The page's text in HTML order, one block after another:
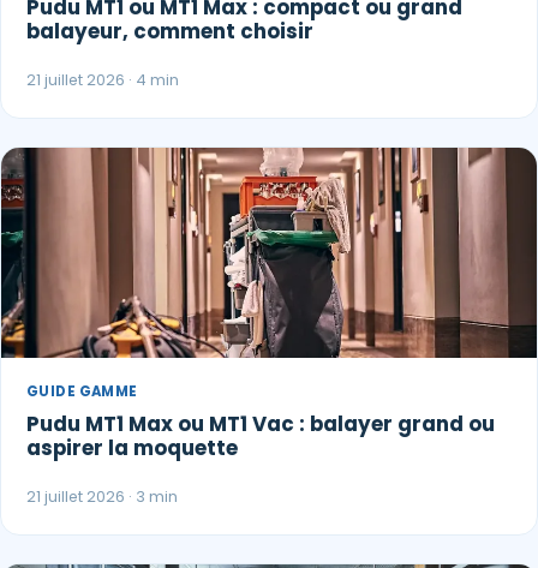
Pudu MT1 ou MT1 Max : compact ou grand
balayeur, comment choisir
21 juillet 2026 · 4 min
GUIDE GAMME
Pudu MT1 Max ou MT1 Vac : balayer grand ou
aspirer la moquette
21 juillet 2026 · 3 min